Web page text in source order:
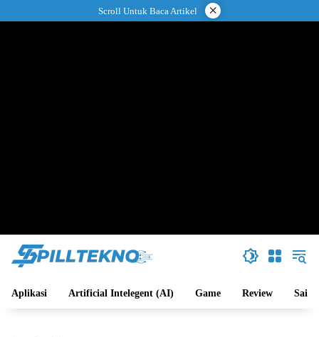
ke
Scroll Untuk Baca Artikel ×
Aplikasi Artificial Intelegent (AI) Game Review Sains